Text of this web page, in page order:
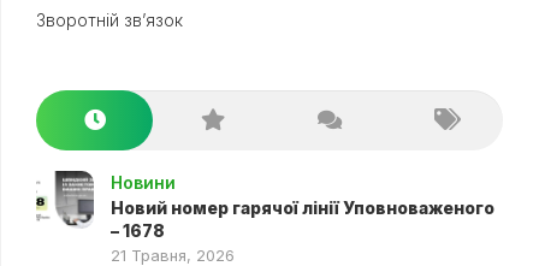
Зворотній зв’язок
Новини
Новий номер гарячої лінії Уповноваженого
– 1678
21 Травня, 2026